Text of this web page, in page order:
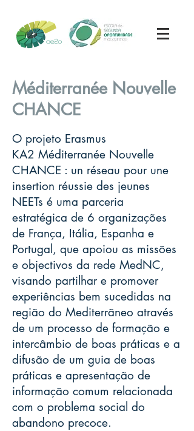
Méditerranée Nouvelle
CHANCE
O projeto Erasmus
KA2 Méditerranée Nouvelle
CHANCE : un réseau pour une
insertion réussie des jeunes
NEETs é uma parceria
estratégica de 6 organizações
de França, Itália, Espanha e
Portugal, que apoiou as missões
e objectivos da rede MedNC,
visando partilhar e promover
experiências bem sucedidas na
região do Mediterrãneo através
de um processo de formação e
intercâmbio de boas práticas e a
difusão de um guia de boas
práticas e apresentação de
informação comum relacionada
com o problema social do
abandono precoce.